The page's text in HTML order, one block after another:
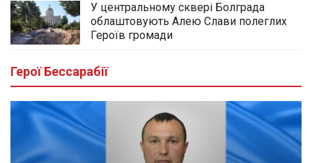
У центральному сквері Болграда
облаштовують Алею Слави полеглих
Героїв громади
Герої Бессарабії